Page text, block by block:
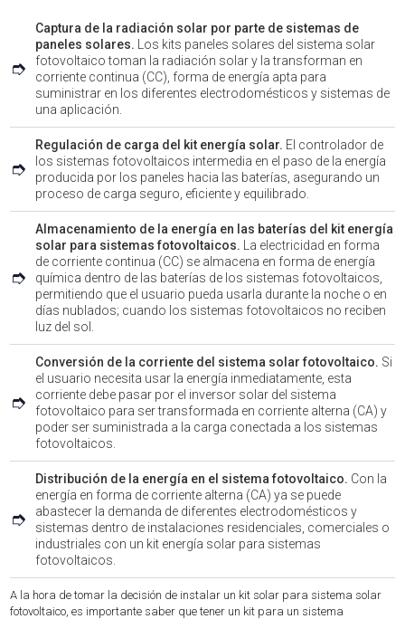
➮
Captura de la radiación solar por parte de sistemas de
paneles solares. Los kits paneles solares del sistema solar
fotovoltaico toman la radiación solar y la transforman en
corriente continua (CC), forma de energía apta para
suministrar en los diferentes electrodomésticos y sistemas de
una aplicación.
➮
Regulación de carga del kit energía solar. El controlador de
los sistemas fotovoltaicos intermedia en el paso de la energía
producida por los paneles hacia las baterías, asegurando un
proceso de carga seguro, eficiente y equilibrado.
➮
Almacenamiento de la energía en las baterías del kit energía
solar para sistemas fotovoltaicos. La electricidad en forma
de corriente continua (CC) se almacena en forma de energía
química dentro de las baterías de los sistemas fotovoltaicos,
permitiendo que el usuario pueda usarla durante la noche o en
días nublados; cuando los sistemas fotovoltaicos no reciben
luz del sol.
➮
Conversión de la corriente del sistema solar fotovoltaico. Si
el usuario necesita usar la energía inmediatamente, esta
corriente debe pasar por el inversor solar del sistema
fotovoltaico para ser transformada en corriente alterna (CA) y
poder ser suministrada a la carga conectada a los sistemas
fotovoltaicos.
➮
Distribución de la energía en el sistema fotovoltaico. Con la
energía en forma de corriente alterna (CA) ya se puede
abastecer la demanda de diferentes electrodomésticos y
sistemas dentro de instalaciones residenciales, comerciales o
industriales con un kit energía solar para sistemas
fotovoltaicos.
A la hora de tomar la decisión de instalar un kit solar para sistema solar
fotovoltaico, es importante saber que tener un kit para un sistema